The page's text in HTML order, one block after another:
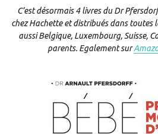
C’est désormais 4 livres du Dr
chez Hachette et distribués dans toutes
aussi Belgique, Luxembourg, Suisse,
parents. Egalement sur